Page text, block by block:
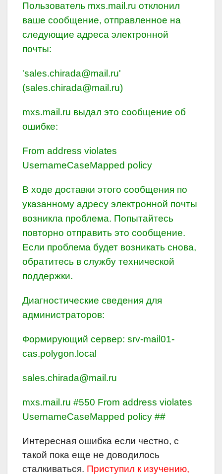
Пользователь mxs.mail.ru отклонил
ваше сообщение, отправленное на
следующие адреса электронной
почты:
'sales.chirada@mail.ru'
(sales.chirada@mail.ru)
mxs.mail.ru выдал это сообщение об
ошибке:
From address violates
UsernameCaseMapped policy
В ходе доставки этого сообщения по
указанному адресу электронной почты
возникла проблема. Попытайтесь
повторно отправить это сообщение.
Если проблема будет возникать снова,
обратитесь в службу технической
поддержки.
Диагностические сведения для
администраторов:
Формирующий сервер: srv-mail01-
cas.polygon.local
sales.chirada@mail.ru
mxs.mail.ru #550 From address violates
UsernameCaseMapped policy ##
Интересная ошибка если честно, с
такой пока еще не доводилось
сталкиваться. Приступил к изучению,